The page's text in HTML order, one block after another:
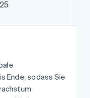
Ende, sodass Sie